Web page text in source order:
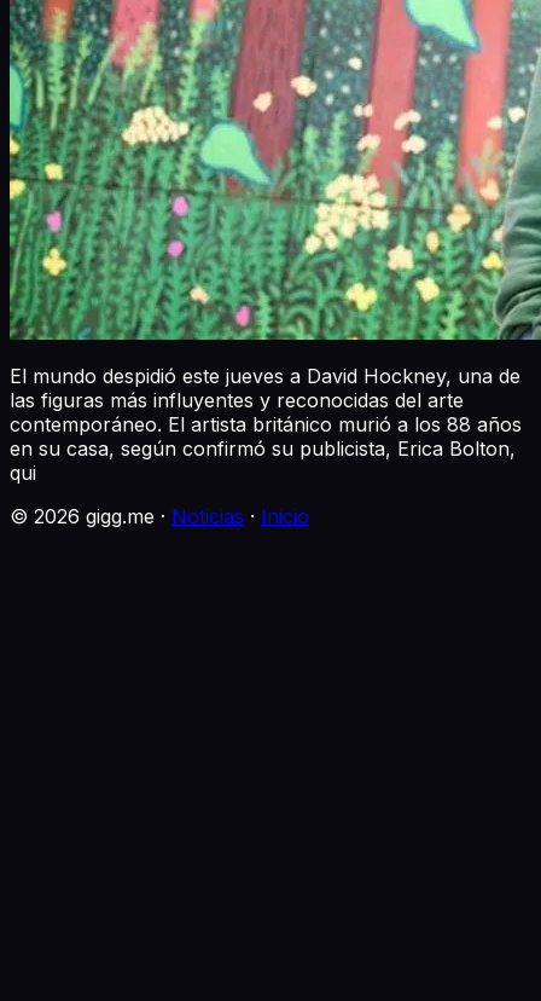
El mundo despidió este jueves a David Hockney, una de
las figuras más influyentes y reconocidas del arte
contemporáneo. El artista británico murió a los 88 años
en su casa, según confirmó su publicista, Erica Bolton,
qui
© 2026 gigg.me · Noticias · Inicio